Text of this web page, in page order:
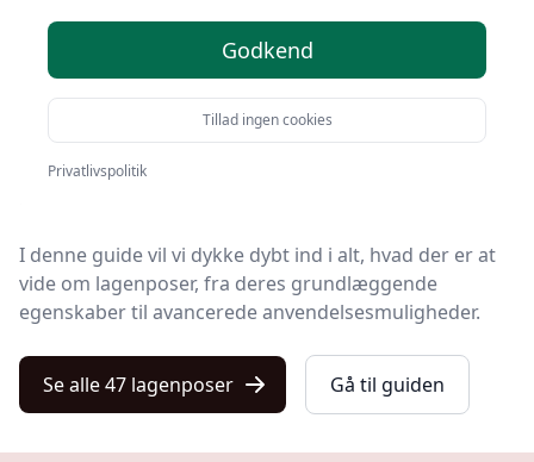
Velkommen til din ultimative vejledning til forståelse
Uanset om du er en erfaren friluftsentusiast eller blot
nysgerrig på, hvordan en lagenpose kan forbedre din
næste campingudflugt eller overnatningstur, er du
I denne guide vil vi dykke dybt ind i alt, hvad der er at
vide om lagenposer, fra deres grundlæggende
egenskaber til avancerede anvendelsesmuligheder.
Se alle 47 lagenposer Gå til guiden
Godkend
Tillad ingen cookies
Privatlivspolitik